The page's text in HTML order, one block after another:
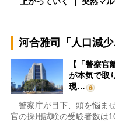
河合雅司「人口減少
【「警察
が本気で取
現…
警察庁が目下、頭を悩ま
官の採用試験の受験者数は